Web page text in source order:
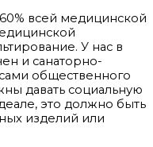
всей медицинской
У нас в
и санаторно-
общественного
давать социальную
это должно быть
изделий или